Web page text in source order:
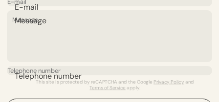
E-mail
Message
Telephone number
This site is protected by reCAPTCHA and the Google Privacy Policy and
Terms of Service apply.